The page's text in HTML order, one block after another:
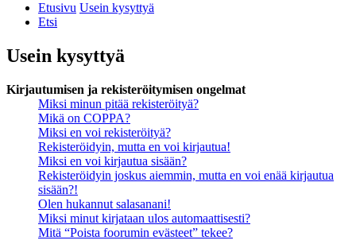
Etusivu Usein kysyttyä
Etsi
Usein kysyttyä
Kirjautumisen ja rekisteröitymisen ongelmat
Miksi minun pitää rekisteröityä?
Mikä on COPPA?
Miksi en voi rekisteröityä?
Rekisteröidyin, mutta en voi kirjautua!
Miksi en voi kirjautua sisään?
Rekisteröidyin joskus aiemmin, mutta en voi enää kirjautua
sisään?!
Olen hukannut salasanani!
Miksi minut kirjataan ulos automaattisesti?
Mitä “Poista foorumin evästeet” tekee?